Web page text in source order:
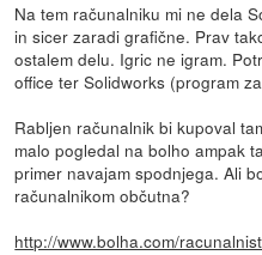
Na tem računalniku mi ne dela
in sicer zaradi grafične. Prav
ostalem delu. Igric ne igram.
office ter Solidworks (program
Rabljen računalnik bi kupoval
malo pogledal na bolho ampak
primer navajam spodnjega. Ali
računalnikom občutna?
http://www.bolha.com/